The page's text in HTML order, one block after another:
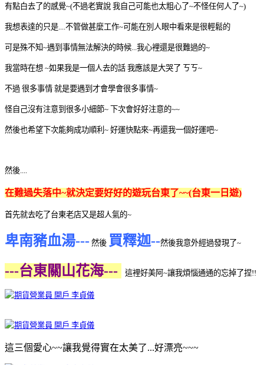
有點白去了的感覺~(不過老實說 我自己可能也太粗心了~不怪任何人了~)
我想表達的只是....不管做甚麼工作~可能在別人眼中看來是很輕鬆的
可是殊不知~遇到事情無法解決的時候...我心裡還是很難過的~
我當時在想 ~如果我是一個人去的話 我應該是大哭了 ㄎㄎ~
不過 很多事情 就是要遇到才會學會很多事情~
怪自己沒有注意到很多小細節~ 下次會好好注意的~~
然後也希望下次能夠成功順利~ 好運快點來~再還我一個好運吧~
然後....
在難過失落中~就決定要好好的遊玩台東了~~(台東一日遊)
首先就去吃了台東老店又是超人氣的~
卑南豬血湯--- 然後 買釋迦--然後我意外經過發現了~
---台東關山花海--- 這裡好美阿~讓我煩惱通通的忘掉了捏!!
這三個愛心~~讓我覺得實在太美了...好漂亮~~~